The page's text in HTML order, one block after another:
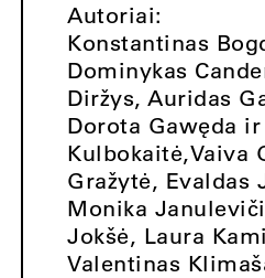
Autoriai:
Konstantinas
Dominykas
Diržys, Auridas
Dorota Gawęda ir
Kulbokaitė,Vaiva
Gražytė, Evaldas
Monika
Jokšė, Laura
Valentinas